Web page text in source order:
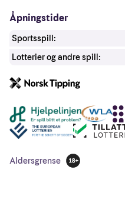
Åpningstider
Sportsspill:
Lotterier og andre spill:
Andre lenker
Aldersgrense
18 år